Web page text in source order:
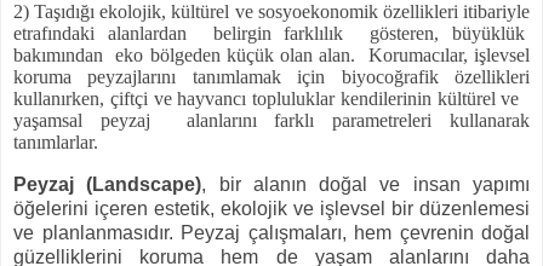
2) Taşıdığı ekolojik, kültürel ve sosyoekonomik özellikleri itibariyle
etrafındaki alanlardan
belirgin farklılık
gösteren, büyüklük
bakımından
eko bölgeden küçük olan alan.
Korumacılar, işlevsel
koruma peyzajlarını tanımlamak için biyocoğrafik özellikleri
kullanırken, çiftçi ve hayvancı topluluklar kendilerinin kültürel ve
yaşamsal peyzaj
alanlarını farklı parametreleri kullanarak
tanımlarlar.
Peyzaj (Landscape), bir alanın doğal ve insan yapımı
öğelerini içeren estetik, ekolojik ve işlevsel bir düzenlemesi
ve planlanmasıdır. Peyzaj çalışmaları, hem çevrenin doğal
güzelliklerini koruma hem de yaşam alanlarını daha